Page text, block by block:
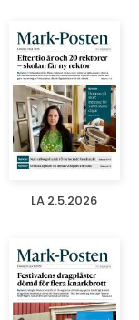
LA 2.5.2026